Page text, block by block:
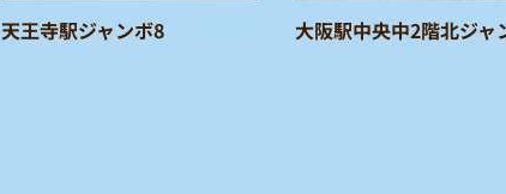
天王寺駅ジャンボ8 大阪駅中央中2階北ジャ